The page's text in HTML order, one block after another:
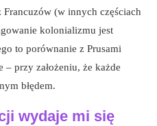
(w innych częściach
kolonializmu jest
to porównanie z Prusami
przy założeniu, że każde
błędem.
wydaje mi się